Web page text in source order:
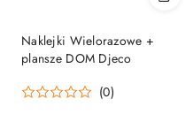
Naklejki Wielorazowe +
plansze DOM Djeco
(0)